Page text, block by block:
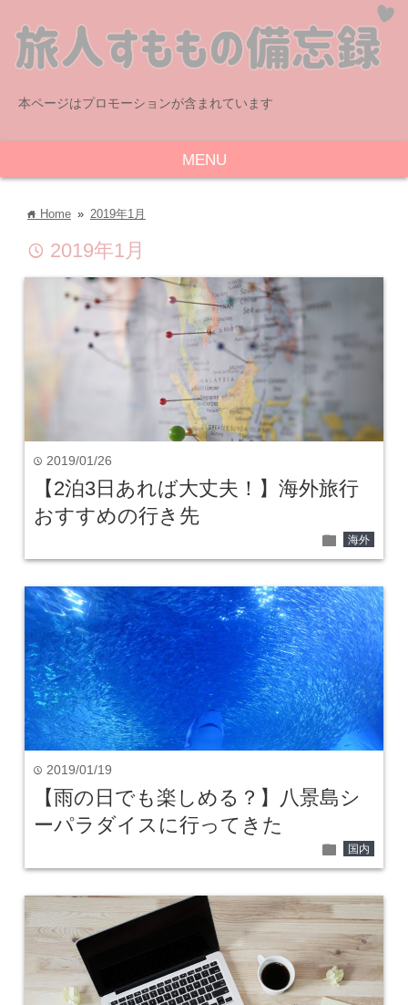
本ページはプロモーションが含まれています
MENU
home Home » 2019年1月
time 2019年1月
time 2019/01/26
【2泊3日あれば大丈夫！】海外旅行
おすすめの行き先
folder 海外
time 2019/01/19
【雨の日でも楽しめる？】八景島シ
ーパラダイスに行ってきた
folder 国内